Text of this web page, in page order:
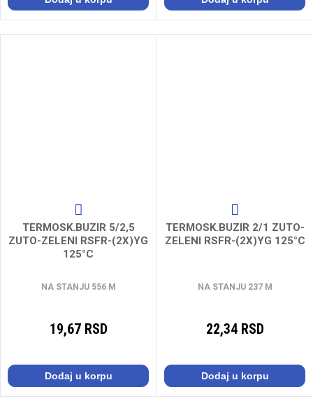
TERMOSK.BUZIR 5/2,5
ZUTO-ZELENI RSFR-(2X)YG
125°C
NA STANJU 556 M
19,67 RSD
Dodaj u korpu
TERMOSK.BUZIR 2/1 ZUTO-
ZELENI RSFR-(2X)YG 125°C
NA STANJU 237 M
22,34 RSD
Dodaj u korpu